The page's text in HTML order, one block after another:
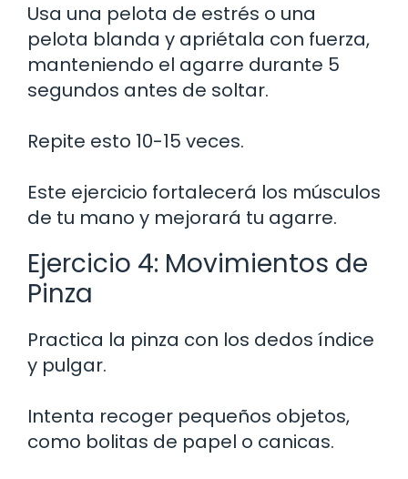
Usa una pelota de estrés o una
pelota blanda y apriétala con fuerza,
manteniendo el agarre durante 5
segundos antes de soltar.
Repite esto 10-15 veces.
Este ejercicio fortalecerá los músculos
de tu mano y mejorará tu agarre.
Ejercicio 4: Movimientos de
Pinza
Practica la pinza con los dedos índice
y pulgar.
Intenta recoger pequeños objetos,
como bolitas de papel o canicas.